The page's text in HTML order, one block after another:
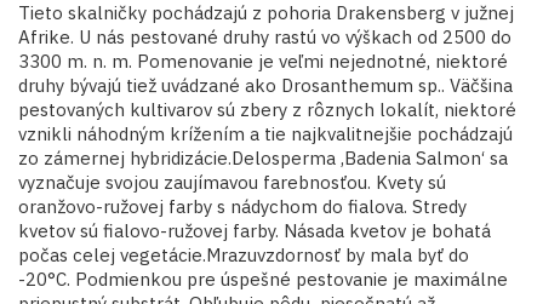
Tieto skalničky pochádzajú z pohoria Drakensberg v južnej
Afrike. U nás pestované druhy rastú vo výškach od 2500 do
3300 m. n. m. Pomenovanie je veľmi nejednotné, niektoré
druhy bývajú tiež uvádzané ako Drosanthemum sp.. Väčšina
pestovaných kultivarov sú zbery z rôznych lokalít, niektoré
vznikli náhodným krížením a tie najkvalitnejšie pochádzajú
zo zámernej hybridizácie.Delosperma ‚Badenia Salmon‘ sa
vyznačuje svojou zaujímavou farebnosťou. Kvety sú
oranžovo-ružovej farby s nádychom do fialova. Stredy
kvetov sú fialovo-ružovej farby. Násada kvetov je bohatá
počas celej vegetácie.Mrazuvzdornosť by mala byť do
-20°C. Podmienkou pre úspešné pestovanie je maximálne